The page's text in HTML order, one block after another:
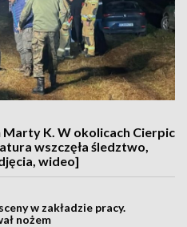
Marty K. W okolicach Cierpic
wszczęła śledztwo,
wideo]
w zakładzie pracy.
nożem